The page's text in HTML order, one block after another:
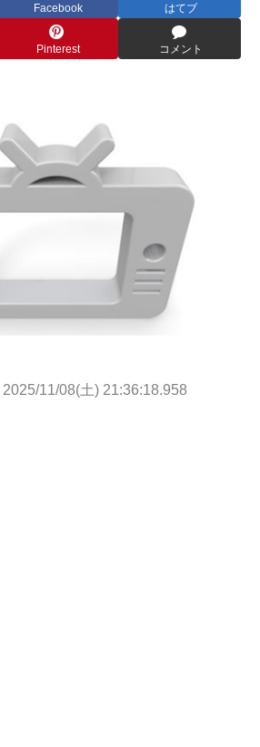
Facebook はてブ
Pinterest コメント
2025/11/08(土) 21:36:18.958